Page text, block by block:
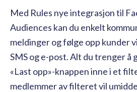
Med Rules nye integrasjon til
Audiences kan du enkelt
meldinger og følge opp kunder
SMS og e-post. Alt du trenger å
«Last opp»-knappen inne i et
medlemmer av filteret vil